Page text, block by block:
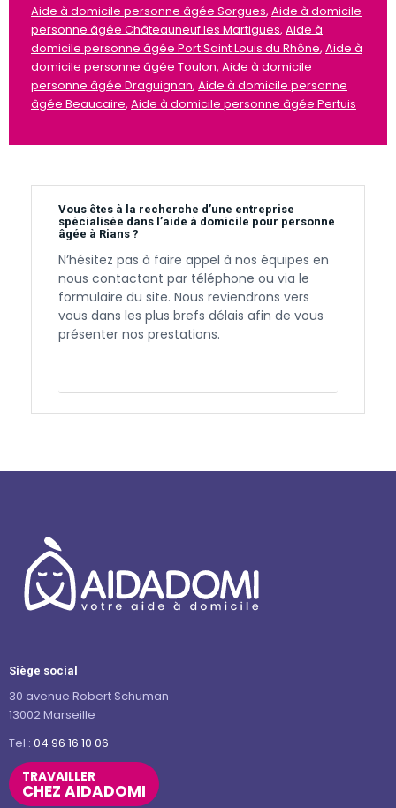
Aide à domicile personne âgée Sorgues, Aide à domicile
personne âgée Châteauneuf les Martigues, Aide à
domicile personne âgée Port Saint Louis du Rhône, Aide à
domicile personne âgée Toulon, Aide à domicile
personne âgée Draguignan, Aide à domicile personne
âgée Beaucaire, Aide à domicile personne âgée Pertuis
Vous êtes à la recherche d’une entreprise
spécialisée dans l’aide à domicile pour personne
âgée à Rians ?
N’hésitez pas à faire appel à nos équipes en
nous contactant par téléphone ou via le
formulaire du site. Nous reviendrons vers
vous dans les plus brefs délais afin de vous
présenter nos prestations.
Siège social
30 avenue Robert Schuman
13002 Marseille
Tel : 04 96 16 10 06
TRAVAILLER
CHEZ AIDADOMI